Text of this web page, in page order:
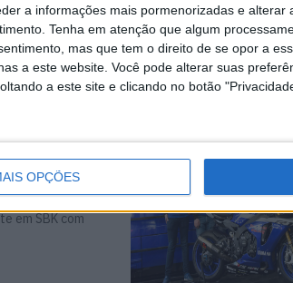
a informações mais pormenorizadas e
Tenha em atenção que algum
mas que tem o direito de se opor a
a este website. Você pode alterar suas
a este site e clicando no botão
OPÇÕES
de sucesso
em SBK com